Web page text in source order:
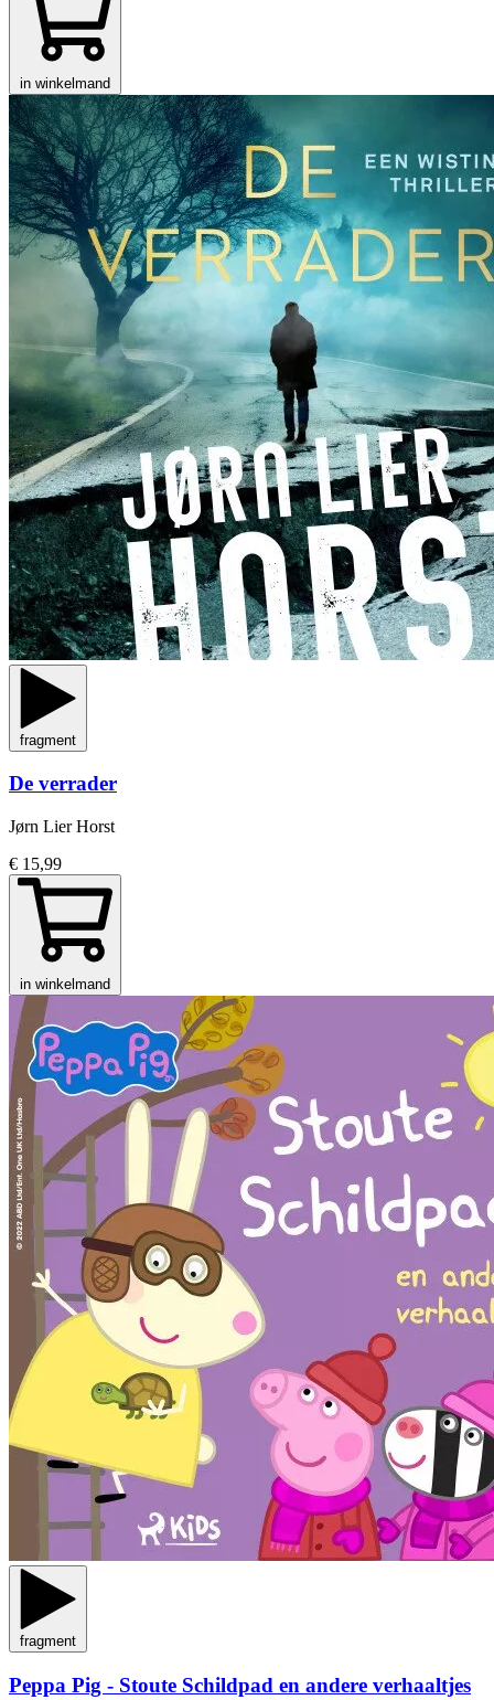
in winkelmand
fragment
De verrader
Jørn Lier Horst
€ 15,99
in winkelmand
fragment
Peppa Pig - Stoute Schildpad en andere verhaaltjes